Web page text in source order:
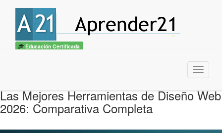
Educación Certificada
Menu
Las Mejores Herramientas de Diseño Web
2026: Comparativa Completa